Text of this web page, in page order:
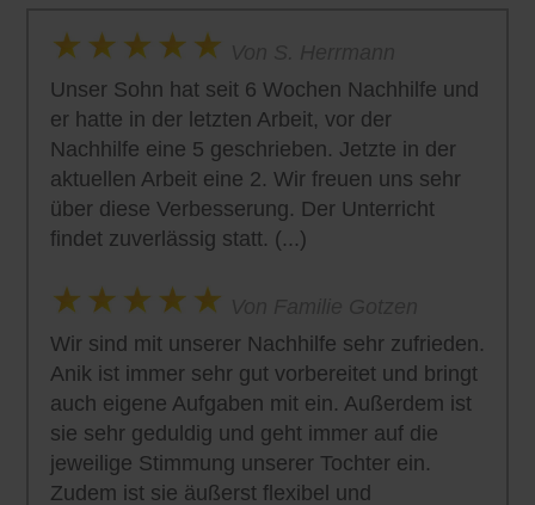
Unser Sohn hat seit 6 Wochen Nachhilfe und
er hatte in der letzten Arbeit, vor der
Nachhilfe eine 5 geschrieben. Jetzte in der
aktuellen Arbeit eine 2. Wir freuen uns sehr
über diese Verbesserung. Der Unterricht
findet zuverlässig statt. (...)
Wir sind mit unserer Nachhilfe sehr zufrieden.
Anik ist immer sehr gut vorbereitet und bringt
auch eigene Aufgaben mit ein. Außerdem ist
sie sehr geduldig und geht immer auf die
jeweilige Stimmung unserer Tochter ein.
Zudem ist sie äußerst flexibel und